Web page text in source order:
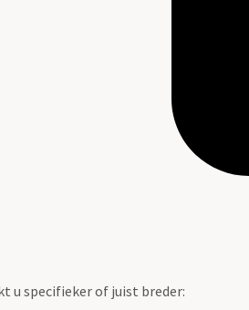
u specifieker of juist breder: